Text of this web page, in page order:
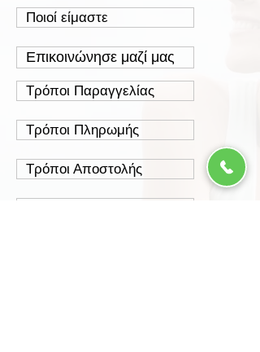
Ποιοί είμαστε
Επικοινώνησε μαζί μας
Τρόποι Παραγγελίας
Τρόποι Πληρωμής
Τρόποι Αποστολής